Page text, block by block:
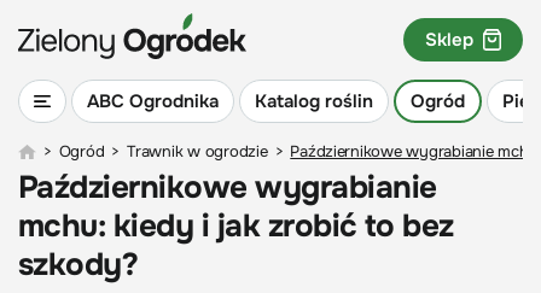
ABC Ogrodnika Katalog roślin Ogród
Sklep
> Ogród > Trawnik w ogrodzie > Październikowe wygrabianie
Październikowe wygrabianie
mchu: kiedy i jak zrobić to bez
szkody?